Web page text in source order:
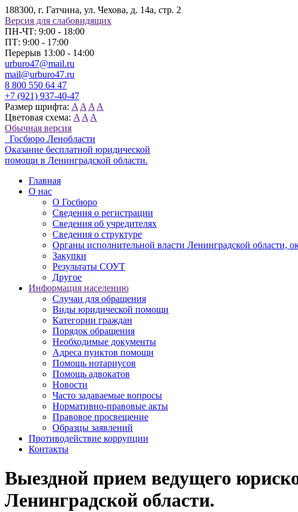
188300, г. Гатчина, ул. Чехова, д. 14а, стр. 2
Версия для слабовидящих
ПН-ЧТ: 9:00 - 18:00
ПТ: 9:00 - 17:00
Перерыв 13:00 - 14:00
urburo47@mail.ru
mail@urburo47.ru
8 800 550 64 47
+7 (921) 937-40-47
Размер шрифта: A A A A
Цветовая схема: A A A
Обычная версия
Госбюро Ленобласти
Оказание бесплатной юридической
помощи в Ленинградской области.
Главная
О нас
О Госбюро
Сведения о регистрации
Сведения об учредителях
Сведения о структуре
Органы исполнительной власти Ленинградской
Закупки
Результаты СОУТ
Другое
Информация населению
Случаи для обращения
Виды юридической помощи
Категории граждан
Порядок обращения
Необходимые документы
Адреса пунктов помощи
Помощь нотариусов
Помощь адвокатов
Новости
Часто задаваемые вопросы
Нормативно-правовые акты
Правовое просвещение
Образцы заявлений
Противодействие коррупции
Контакты
Выездной прием ведущего
Ленинградской области.